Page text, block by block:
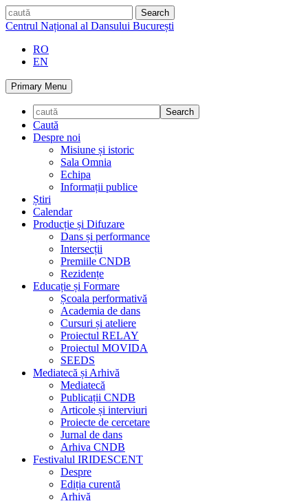
Skip
to
caută
Centrul Național al Dansului București
RO
EN
Primary Menu
Caută
Despre noi
Misiune și istoric
Sala Omnia
Echipa
Informații publice
Știri
Calendar
Producție și Difuzare
Dans și performance
Intersecții
Premiile CNDB
Rezidențe
Educație și Formare
Școala performativă
Academia de dans
Cursuri și ateliere
Proiectul RELAY
Proiectul MOVIDA
SEEDS
Mediatecă și Arhivă
Mediatecă
Publicații CNDB
Articole și interviuri
Proiecte de cercetare
Jurnal de dans
Arhiva CNDB
Festivalul IRIDESCENT
Despre
Ediția curentă
Arhivă